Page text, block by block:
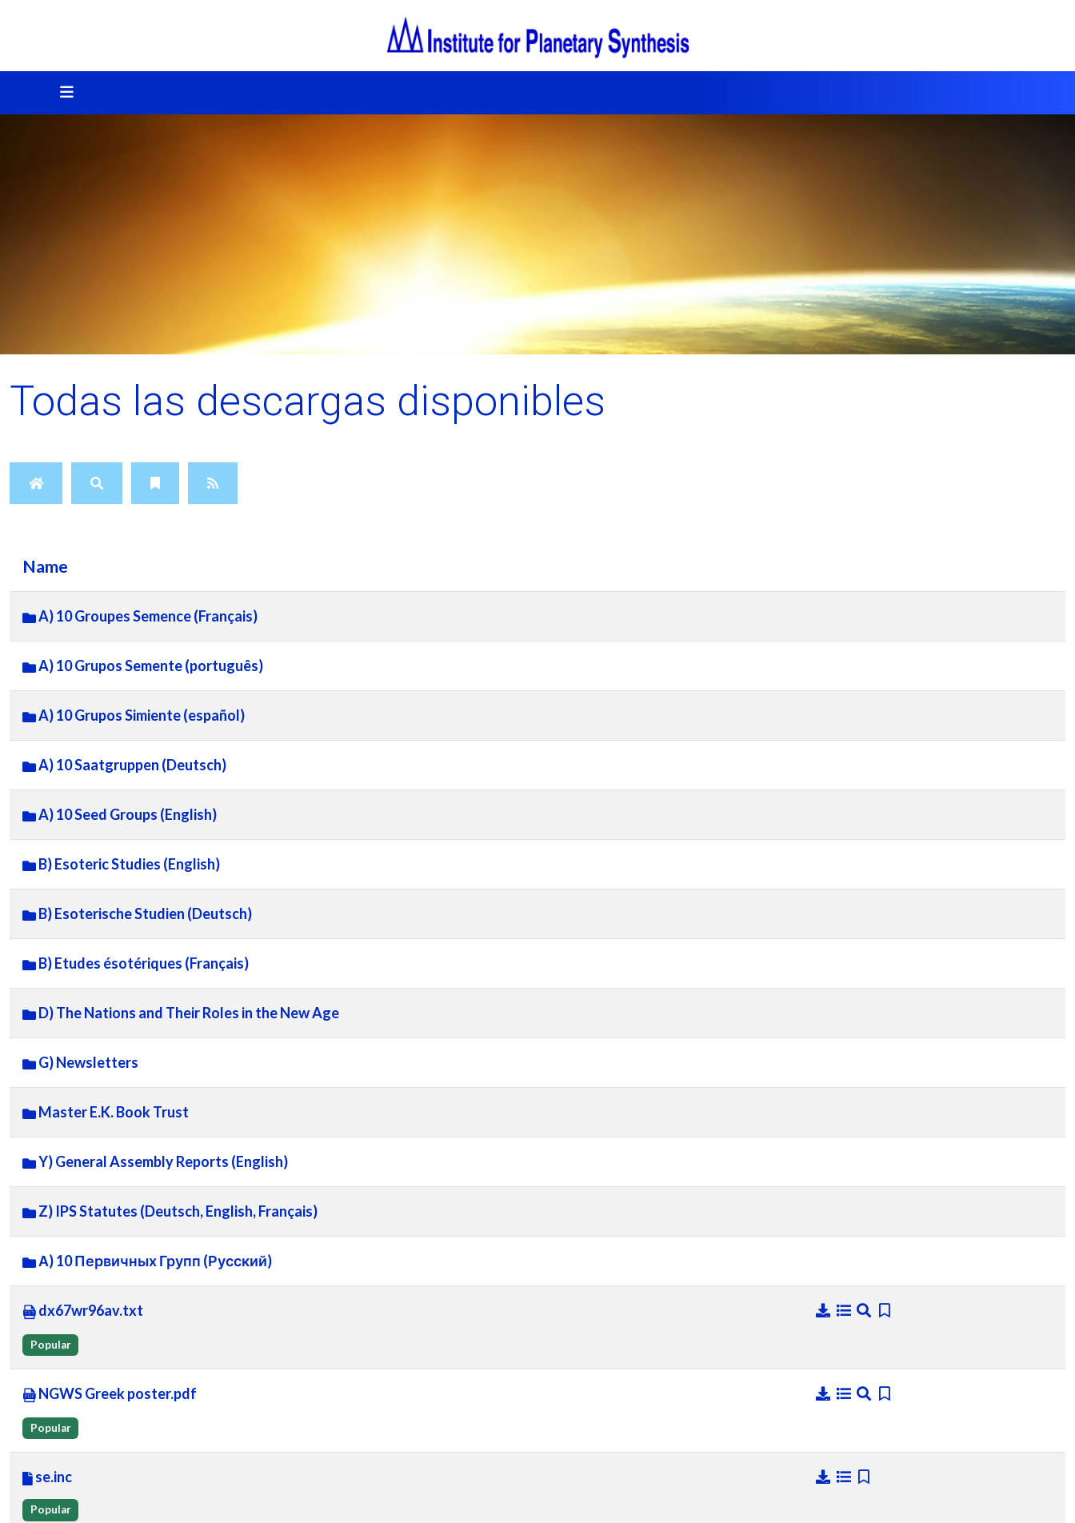
Todas las descargas disponibles
Name
A) 10 Groupes Semence (Français)
A) 10 Grupos Semente (português)
A) 10 Grupos Simiente (español)
A) 10 Saatgruppen (Deutsch)
A) 10 Seed Groups (English)
B) Esoteric Studies (English)
B) Esoterische Studien (Deutsch)
B) Etudes ésotériques (Français)
D) The Nations and Their Roles in the New Age
G) Newsletters
Master E.K. Book Trust
Y) General Assembly Reports (English)
Z) IPS Statutes (Deutsch, English, Français)
А) 10 Первичных Групп (Русский)
dx67wr96av.txt
Popular
NGWS Greek poster.pdf
Popular
se.inc
Popular